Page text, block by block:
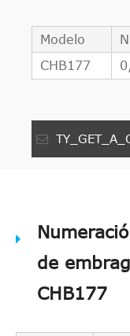
Modelo
CHB177
de
CHB177